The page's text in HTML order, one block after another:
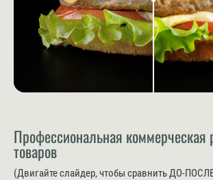
Профессиональная коммерческая
товаров
(Двигайте слайдер, чтобы сравнить ДО-